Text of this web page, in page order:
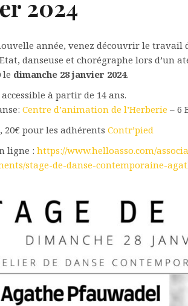
2024
année, venez découvrir le travail
danseuse et chorégraphe lors d’un
le dimanche 28 janvier 2024.
à partir de 14 ans.
Centre d’animation de l’Herberie – 6
20€ pour les adhérents Contr’pied
ligne : https://www.helloasso.com/
stage-de-danse-contemporaine-